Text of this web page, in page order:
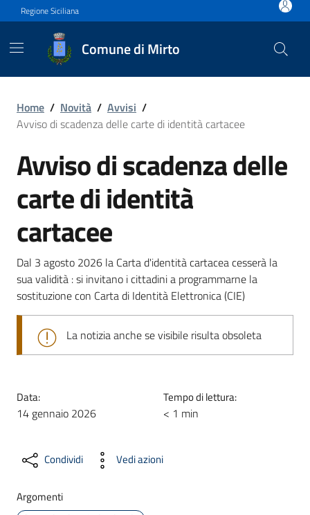
Vai ai contenuti
Vai al footer
Regione Siciliana
Comune di Mirto
Avviso di scadenza delle
Home / Novità / Avvisi /
Avviso di scadenza delle carte di identità cartacee
Avviso di scadenza delle
carte di identità
cartacee
Dal 3 agosto 2026 la Carta d'identità cartacea cesserà la
sua validità : si invitano i cittadini a programmarne la
sostituzione con Carta di Identità Elettronica (CIE)
La notizia anche se visibile risulta obsoleta
Data:
14 gennaio 2026
Tempo di lettura:
< 1 min
Condividi Vedi azioni
Argomenti